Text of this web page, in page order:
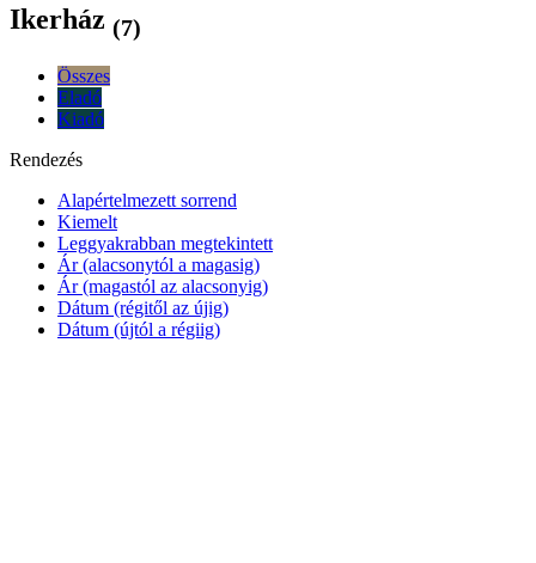
Ikerház (7)
Összes
Eladó
Kiadó
Rendezés
Alapértelmezett sorrend
Kiemelt
Leggyakrabban megtekintett
Ár (alacsonytól a magasig)
Ár (magastól az alacsonyig)
Dátum (régitől az újig)
Dátum (újtól a régiig)